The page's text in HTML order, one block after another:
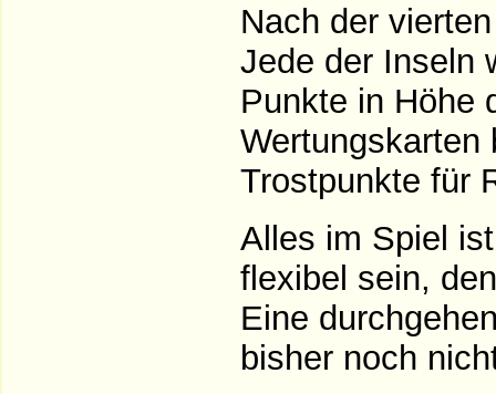
Nach der
Jede der Inseln
Punkte in Höhe
Wertungskarten
Trostpunkte für
Alles im Spiel
flexibel sein,
Eine
bisher noch